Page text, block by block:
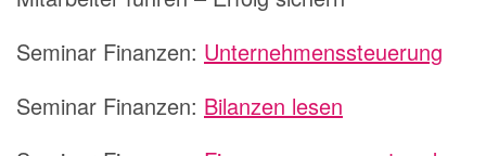
Seminar Finanzen: Unternehmenssteuerung
Seminar Finanzen: Bilanzen lesen